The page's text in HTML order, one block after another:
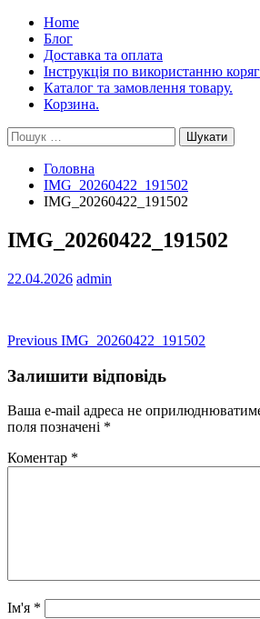
Home
Блог
Доставка та оплата
Інструкція по використанню
Каталог та замовлення товару.
Корзина.
Пошук:
Головна
IMG_20260422_191502
IMG_20260422_191502
IMG_20260422_191502
22.04.2026 admin
Навігація
записів
Previous Previous
IMG_20260422_191502
Залишити відповідь
Ваша e-mail адреса не
поля позначені *
Коментар *
Ім'я *